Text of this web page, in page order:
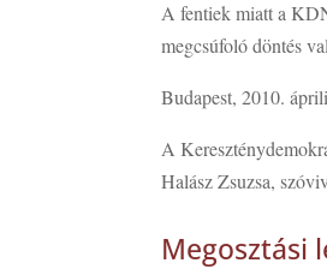
A fentiek miatt a
megcsúfoló döntés
Budapest, 2010.
A
Halász Zsuzsa,
Megosztási